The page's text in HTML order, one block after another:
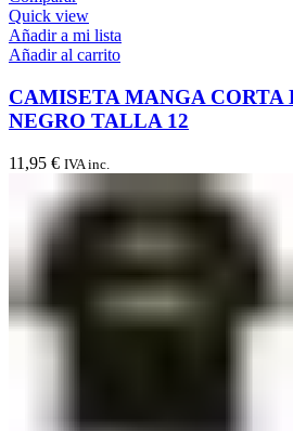
Quick view
Añadir a mi lista
Añadir al carrito
CAMISETA MANGA CORTA
NEGRO TALLA 12
11,95 € IVA inc.